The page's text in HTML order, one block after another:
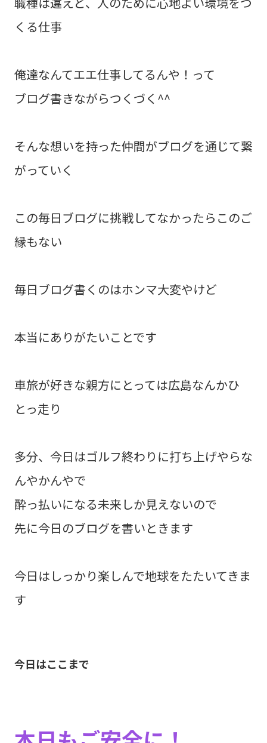
くる仕事
俺達なんてエエ仕事してるんや！って
ブログ書きながらつくづく^^
そんな想いを持った仲間がブログを通じて繋
がっていく
この毎日ブログに挑戦してなかったらこのご
縁もない
毎日ブログ書くのはホンマ大変やけど
本当にありがたいことです
車旅が好きな親方にとっては広島なんかひ
とっ走り
多分、今日はゴルフ終わりに打ち上げやらな
んやかんやで
酔っ払いになる未来しか見えないので
先に今日のブログを書いときます
今日はしっかり楽しんで地球をたたいてきま
す
今日はここまで